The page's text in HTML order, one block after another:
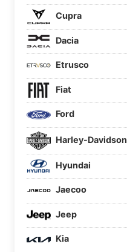
Cupra
Dacia
Etrusco
Fiat
Ford
Harley-Davidson
Hyundai
Jaecoo
Jeep
Kia